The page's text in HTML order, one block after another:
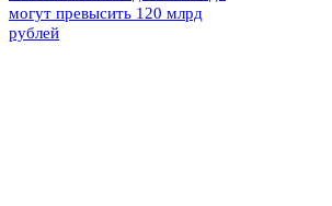
могут превысить 120 млрд
рублей